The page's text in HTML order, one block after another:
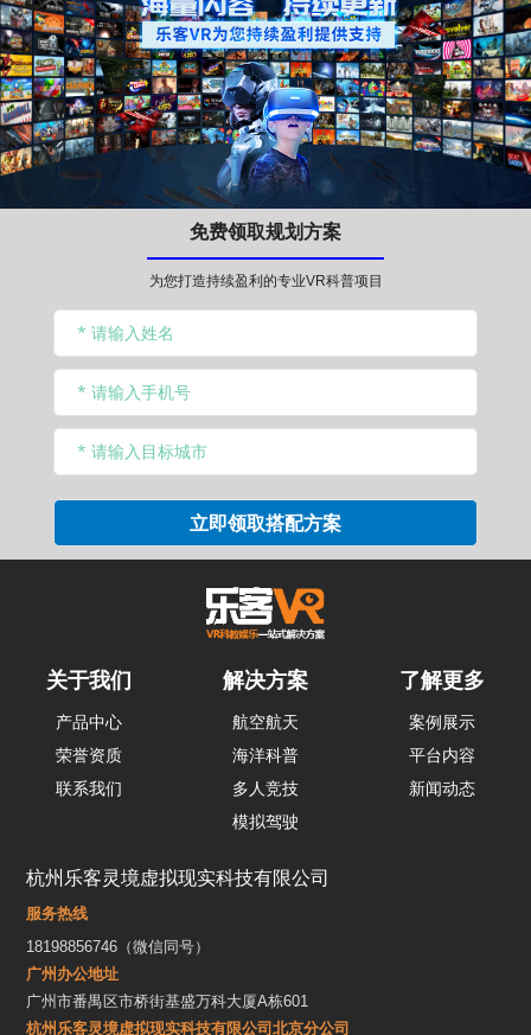
免费领取规划方案
为您打造持续盈利的专业VR科普项目
关于我们
产品中心
荣誉资质
联系我们
解决方案
航空航天
海洋科普
多人竞技
模拟驾驶
了解更多
案例展示
平台内容
新闻动态
杭州乐客灵境虚拟现实科技有限公司
服务热线
18198856746（微信同号）
广州办公地址
广州市番禺区市桥街基盛万科大厦A栋601
杭州乐客灵境虚拟现实科技有限公司北京分公司